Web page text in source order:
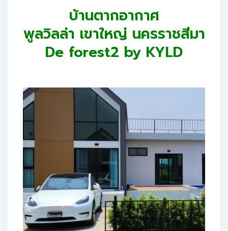
บ้านตากอากาศ
พูลวิลล่า เขาใหญ่ นครราชสีมา
De forest2 by KYLD